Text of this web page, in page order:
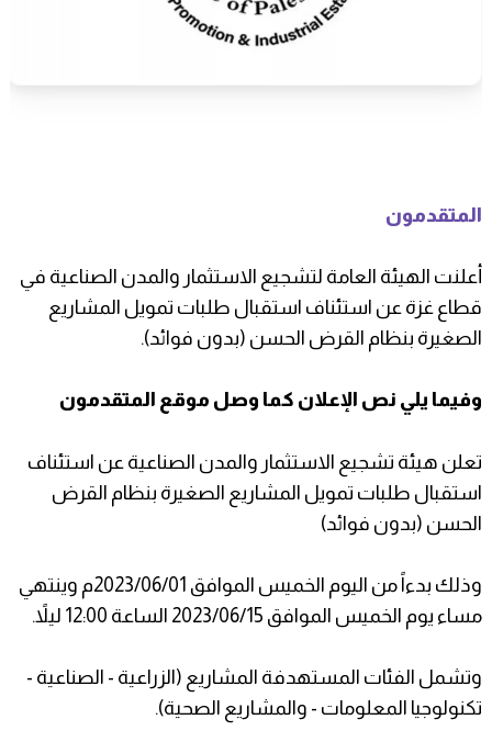
المتقدمون
أعلنت الهيئة العامة لتشجيع الاستثمار والمدن الصناعية في
قطاع غزة عن استئناف استقبال طلبات تمويل المشاريع
الصغيرة بنظام القرض الحسن (بدون فوائد).
وفيما يلي نص الإعلان كما وصل موقع المتقدمون
تعلن هيئة تشجيع الاستثمار والمدن الصناعية عن استئناف
استقبال طلبات تمويل المشاريع الصغيرة بنظام القرض
الحسن (بدون فوائد)
وذلك بدءاً من اليوم الخميس الموافق 2023/06/01م وينتهي
مساء يوم الخميس الموافق 2023/06/15 الساعة 12:00 ليلاً.
وتشمل الفئات المستهدفة المشاريع (الزراعية - الصناعية -
تكنولوجيا المعلومات - والمشاريع الصحية).